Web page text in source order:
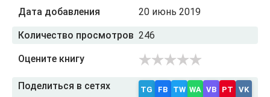
Дата добавления 20 июнь 2019
Количество просмотров 246
Оцените книгу
Поделиться в сетях TG FB TW WA VB PT VK